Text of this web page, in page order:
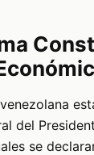
del
se